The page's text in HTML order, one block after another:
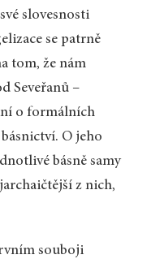
slovesnosti
se patrně
tom, že nám
Seveřanů –
o formálních
O jeho
básně samy
z nich,
souboji